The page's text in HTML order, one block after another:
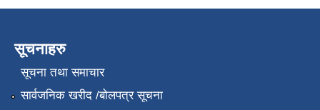
सूचनाहरु
सूचना तथा समाचार
सार्वजनिक खरीद /बोलपत्र सूचना